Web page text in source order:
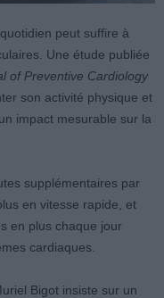
peut suffire à
Une étude publiée
of Preventive Cardiology
son activité physique et
impact mesurable sur la
supplémentaires par
en vitesse rapide, et
en plus chaque jour
cardiaques.
Bigot insiste sur un